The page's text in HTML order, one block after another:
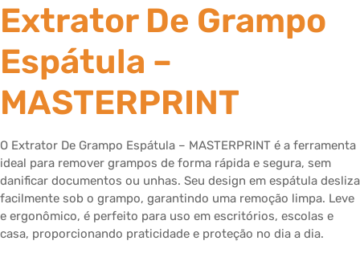
Extrator De Grampo
Espátula –
MASTERPRINT
O Extrator De Grampo Espátula – MASTERPRINT é a ferramenta
ideal para remover grampos de forma rápida e segura, sem
danificar documentos ou unhas. Seu design em espátula desliza
facilmente sob o grampo, garantindo uma remoção limpa. Leve
e ergonômico, é perfeito para uso em escritórios, escolas e
casa, proporcionando praticidade e proteção no dia a dia.